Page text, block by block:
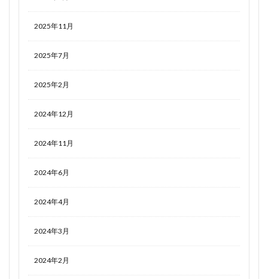
2025年11月
2025年7月
2025年2月
2024年12月
2024年11月
2024年6月
2024年4月
2024年3月
2024年2月